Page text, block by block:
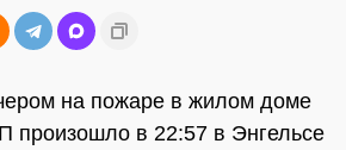
на пожаре в жилом доме
произошло в 22:57 в Энгельсе